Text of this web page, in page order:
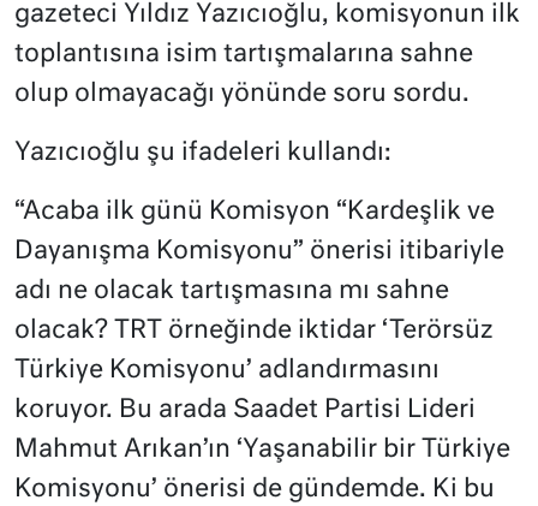
gazeteci Yıldız Yazıcıoğlu, komisyonun ilk
toplantısına isim tartışmalarına sahne
olup olmayacağı yönünde soru sordu.
Yazıcıoğlu şu ifadeleri kullandı:
“Acaba ilk günü Komisyon “Kardeşlik ve
Dayanışma Komisyonu” önerisi itibariyle
adı ne olacak tartışmasına mı sahne
olacak? TRT örneğinde iktidar ‘Terörsüz
Türkiye Komisyonu’ adlandırmasını
koruyor. Bu arada Saadet Partisi Lideri
Mahmut Arıkan’ın ‘Yaşanabilir bir Türkiye
Komisyonu’ önerisi de gündemde. Ki bu